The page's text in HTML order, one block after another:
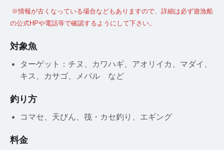
※情報が古くなっている場合などもありますので、詳細は必ず遊漁船
の公式HPや電話等で確認するようにして下さい。
対象魚
ターゲット：チヌ、カワハギ、アオリイカ、マダイ、
キス、カサゴ、メバル など
釣り方
コマセ、天びん、筏・カセ釣り、エギング
料金